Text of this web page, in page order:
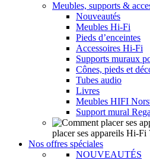
Meubles, supports &
Nouveautés
Meubles Hi-Fi
Pieds d’enceintes
Accessoires Hi-Fi
Supports muraux
Cônes, pieds et
Tubes audio
Livres
Meubles HIFI
Support mural Rega
placer ses appareils Hi-Fi
Nos offres spéciales
NOUVEAUTÉS